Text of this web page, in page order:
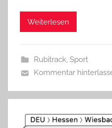
Weiterlesen
Rubitrack, Sport
Kommentar